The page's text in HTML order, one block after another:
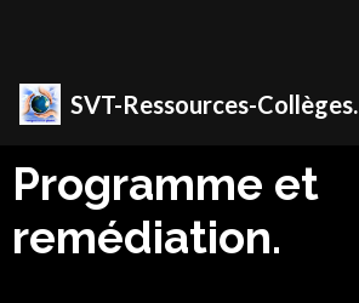
SVT-Ressources-Collèges.
Programme et
remédiation.